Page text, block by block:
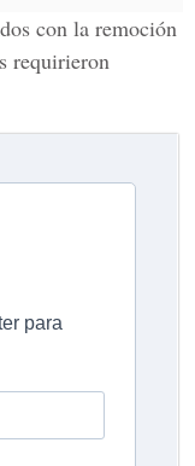
con la remoción
requirieron